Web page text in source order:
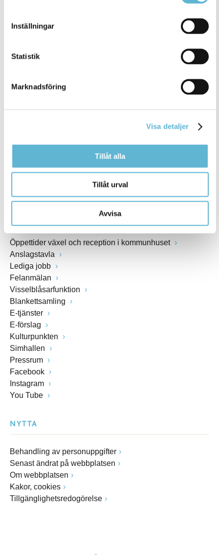
Inställningar
Statistik
Marknadsföring
Visa detaljer
Tillåt alla
Tillåt urval
Avvisa
KONTAKT
Besöksadress
Box 18, 295 21 Bromölla
Fax: 0456-82 22 00
Öppettider växel och reception i kommunhuset
Anslagstavla
Lediga jobb
Felanmälan
Visselblåsarfunktion
Blankettsamling
E-tjänster
E-förslag
Kulturpunkten
Simhallen
Pressrum
Facebook
Instagram
You Tube
NYTTA
Behandling av personuppgifter
Senast ändrat på webbplatsen
Om webbplatsen
Kakor, cookies
Tillgänglighetsredogörelse